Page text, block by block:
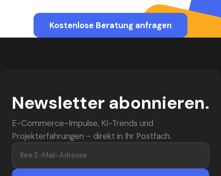
Kostenlose Beratung anfragen
Newsletter abonnieren.
E-Commerce-Impulse, KI-Trends und
Projekterfahrungen – direkt in Ihr Postfach.
Ihre E-Mail-Adresse